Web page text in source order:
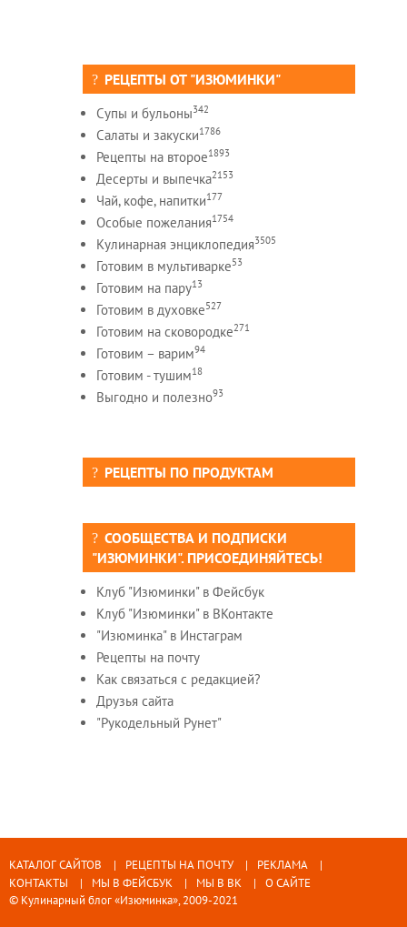
РЕЦЕПТЫ ОТ "ИЗЮМИНКИ"
Супы и бульоны342
Салаты и закуски1786
Рецепты на второе1893
Десерты и выпечка2153
Чай, кофе, напитки177
Особые пожелания1754
Кулинарная энциклопедия3505
Готовим в мультиварке53
Готовим на пару13
Готовим в духовке527
Готовим на сковородке271
Готовим – варим94
Готовим - тушим18
Выгодно и полезно93
РЕЦЕПТЫ ПО ПРОДУКТАМ
СООБЩЕСТВА И ПОДПИСКИ
"ИЗЮМИНКИ". ПРИСОЕДИНЯЙТЕСЬ!
Клуб "Изюминки" в Фейсбук
Клуб "Изюминки" в ВКонтакте
"Изюминка" в Инстаграм
Рецепты на почту
Как связаться с редакцией?
Друзья сайта
"Рукодельный Рунет"
КАТАЛОГ САЙТОВ РЕЦЕПТЫ НА ПОЧТУ
РЕКЛАМА
КОНТАКТЫ
МЫ В ФЕЙСБУК МЫ В ВК
О САЙТЕ
© Кулинарный блог «Изюминка», 2009-2021